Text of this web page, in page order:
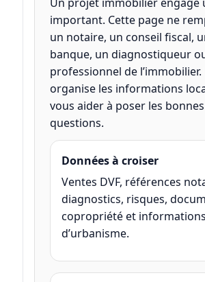
important. Cette page ne
un notaire, un conseil fiscal,
banque, un diagnostiqueur
professionnel de l’immobilier.
organise les informations
vous aider à poser les bonnes
questions.
Données à croiser
Ventes DVF, références
diagnostics, risques,
copropriété et informations
d’urbanisme.